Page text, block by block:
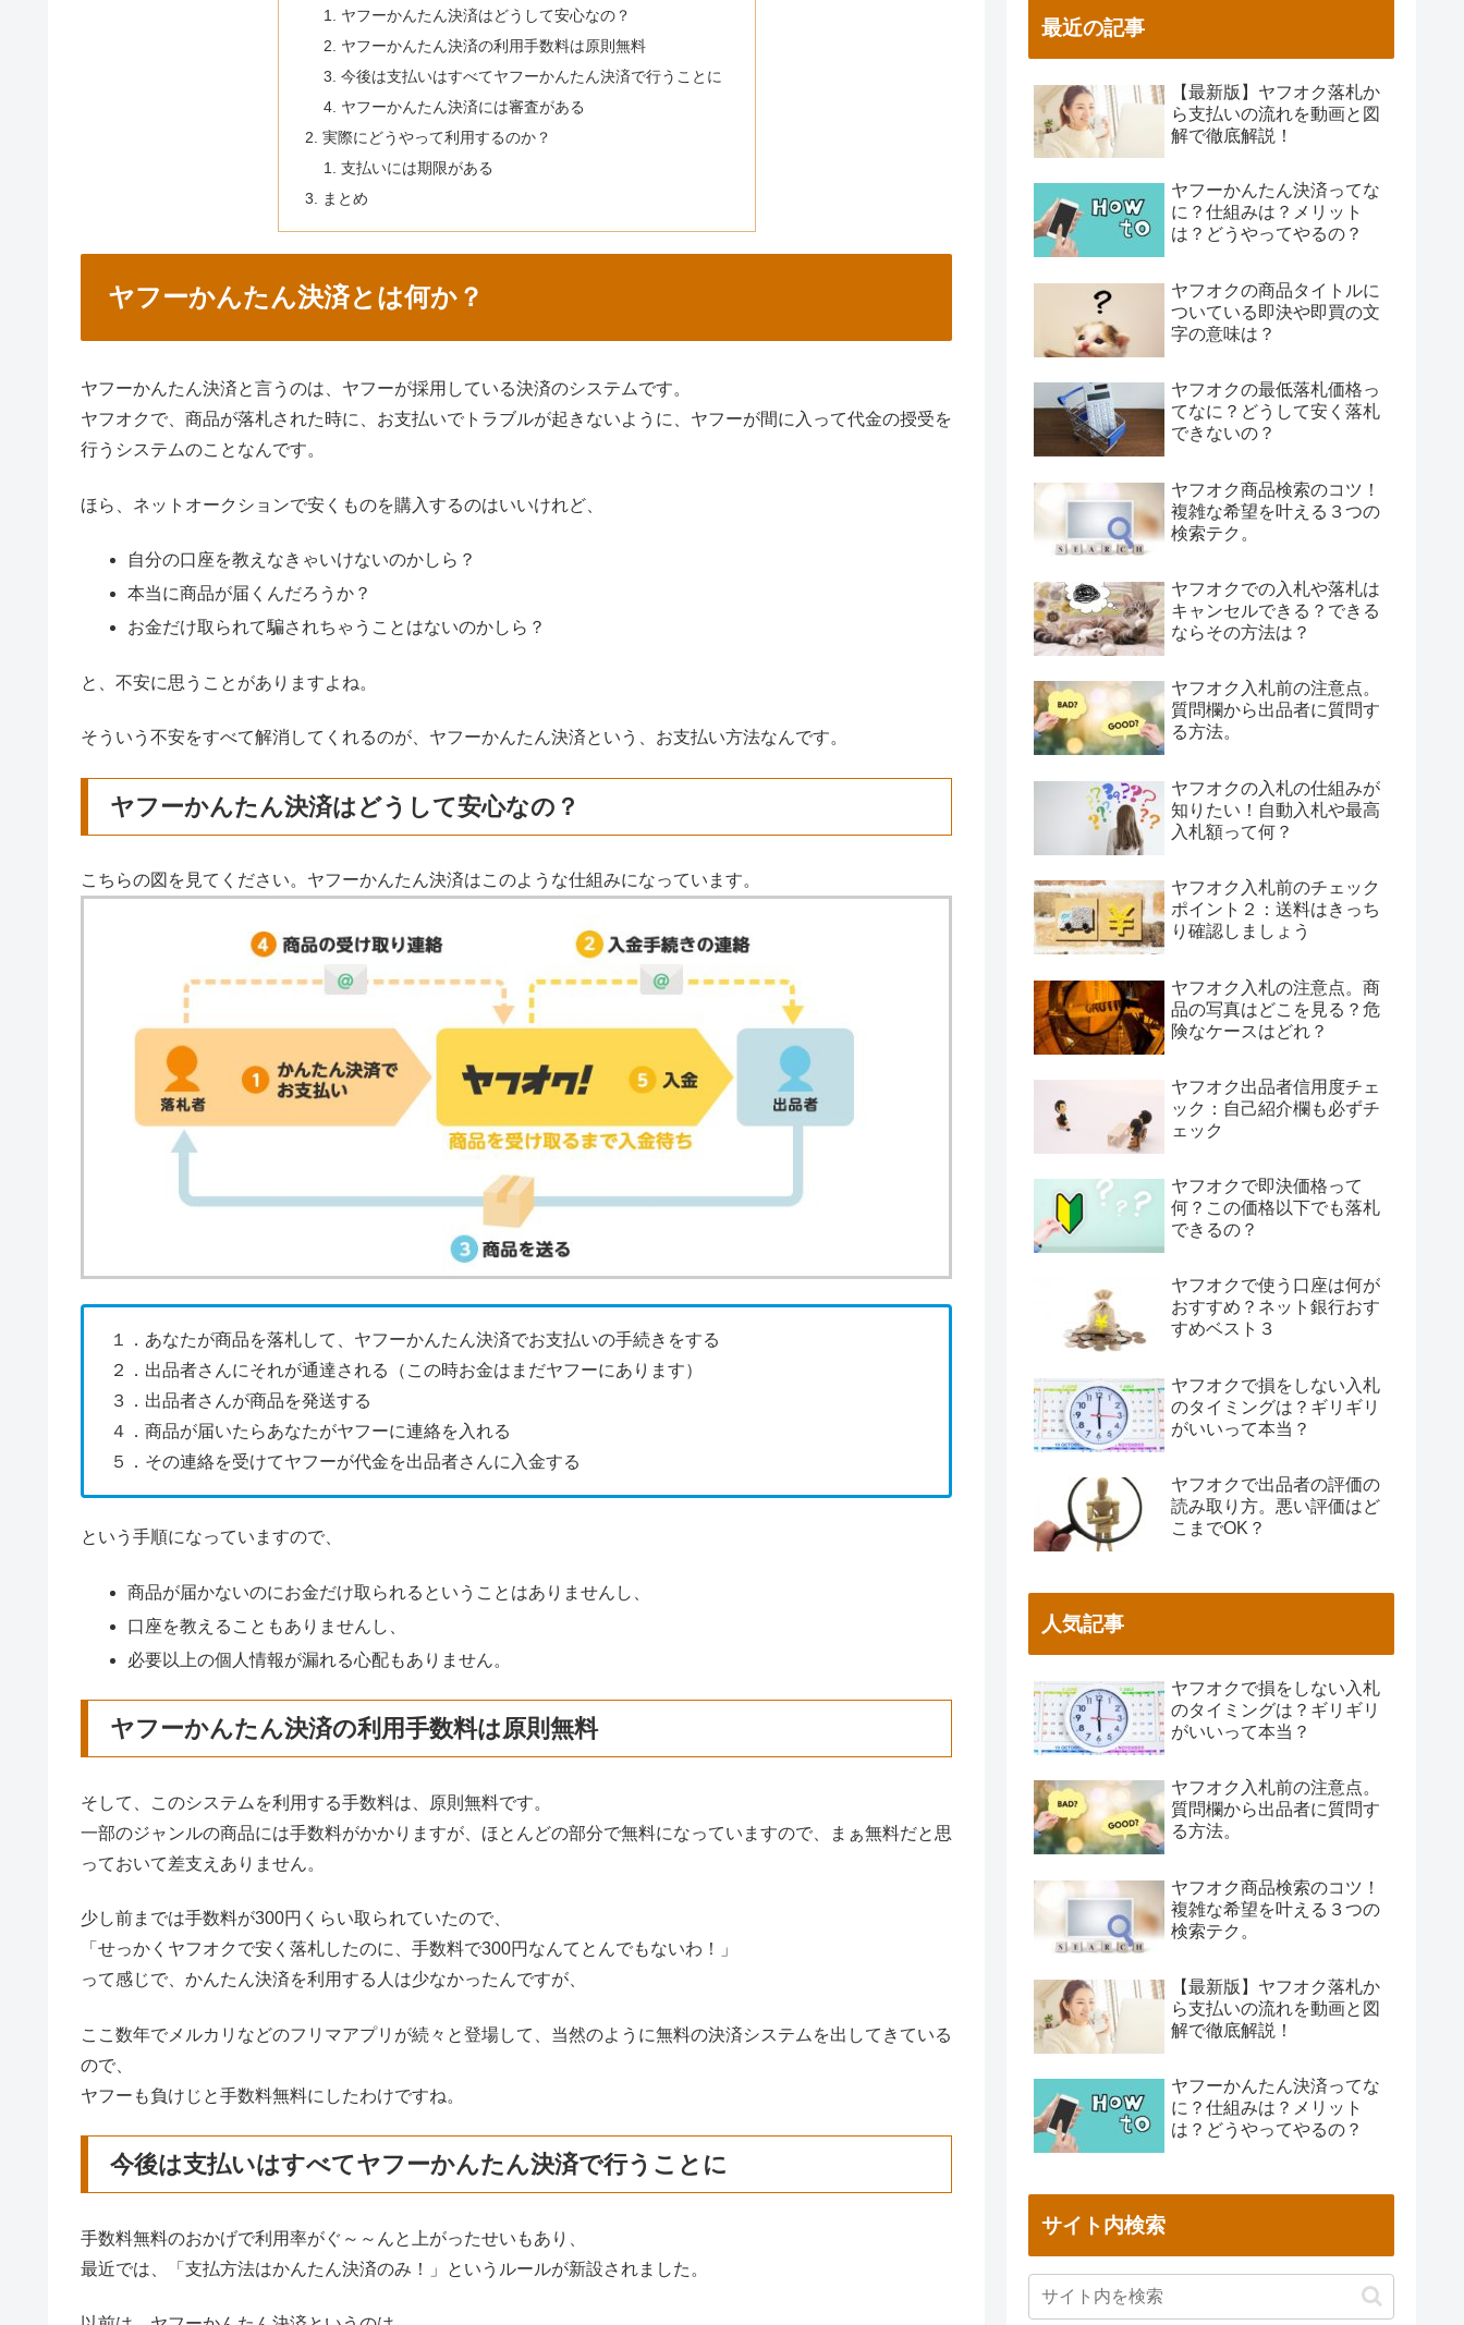
ヤフーかんたん決済はどうして安心なの？
ヤフーかんたん決済の利用手数料は原則無料
今後は支払いはすべてヤフーかんたん決済で行うことに
ヤフーかんたん決済には審査がある
実際にどうやって利用するのか？
支払いには期限がある
まとめ
ヤフーかんたん決済とは何か？
ヤフーかんたん決済と言うのは、ヤフーが採用している決済のシステムです。
ヤフオクで、商品が落札された時に、お支払いでトラブルが起きないように、ヤフーが間に入って代金の授受を
行うシステムのことなんです。
ほら、ネットオークションで安くものを購入するのはいいけれど、
自分の口座を教えなきゃいけないのかしら？
本当に商品が届くんだろうか？
お金だけ取られて騙されちゃうことはないのかしら？
と、不安に思うことがありますよね。
そういう不安をすべて解消してくれるのが、ヤフーかんたん決済という、お支払い方法なんです。
ヤフーかんたん決済はどうして安心なの？
こちらの図を見てください。ヤフーかんたん決済はこのような仕組みになっています。
１．あなたが商品を落札して、ヤフーかんたん決済でお支払いの手続きをする
２．出品者さんにそれが通達される（この時お金はまだヤフーにあります）
３．出品者さんが商品を発送する
４．商品が届いたらあなたがヤフーに連絡を入れる
５．その連絡を受けてヤフーが代金を出品者さんに入金する
という手順になっていますので、
商品が届かないのにお金だけ取られるということはありませんし、
口座を教えることもありませんし、
必要以上の個人情報が漏れる心配もありません。
ヤフーかんたん決済の利用手数料は原則無料
そして、このシステムを利用する手数料は、原則無料です。
一部のジャンルの商品には手数料がかかりますが、ほとんどの部分で無料になっていますので、まぁ無料だと思
っておいて差支えありません。
少し前までは手数料が300円くらい取られていたので、
「せっかくヤフオクで安く落札したのに、手数料で300円なんてとんでもないわ！」
って感じで、かんたん決済を利用する人は少なかったんですが、
ここ数年でメルカリなどのフリマアプリが続々と登場して、当然のように無料の決済システムを出してきている
ので、
ヤフーも負けじと手数料無料にしたわけですね。
今後は支払いはすべてヤフーかんたん決済で行うことに
手数料無料のおかげで利用率がぐ～～んと上がったせいもあり、
最近では、「支払方法はかんたん決済のみ！」というルールが新設されました。
最近の記事
【最新版】ヤフオク落札か
ら支払いの流れを動画と図
解で徹底解説！
ヤフーかんたん決済ってな
に？仕組みは？メリット
は？どうやってやるの？
ヤフオクの商品タイトルに
ついている即決や即買の文
字の意味は？
ヤフオクの最低落札価格っ
てなに？どうして安く落札
できないの？
ヤフオク商品検索のコツ！
複雑な希望を叶える３つの
検索テク。
ヤフオクでの入札や落札は
キャンセルできる？できる
ならその方法は？
ヤフオク入札前の注意点。
質問欄から出品者に質問す
る方法。
ヤフオクの入札の仕組みが
知りたい！自動入札や最高
入札額って何？
ヤフオク入札前のチェック
ポイント２：送料はきっち
り確認しましょう
ヤフオク入札の注意点。商
品の写真はどこを見る？危
険なケースはどれ？
ヤフオク出品者信用度チェ
ック：自己紹介欄も必ずチ
ェック
ヤフオクで即決価格って
何？この価格以下でも落札
できるの？
ヤフオクで使う口座は何が
おすすめ？ネット銀行おす
すめベスト３
ヤフオクで損をしない入札
のタイミングは？ギリギリ
がいいって本当？
ヤフオクで出品者の評価の
読み取り方。悪い評価はど
こまでOK？
人気記事
ヤフオクで損をしない入札
のタイミングは？ギリギリ
がいいって本当？
ヤフオク入札前の注意点。
質問欄から出品者に質問す
る方法。
ヤフオク商品検索のコツ！
複雑な希望を叶える３つの
検索テク。
【最新版】ヤフオク落札か
ら支払いの流れを動画と図
解で徹底解説！
ヤフーかんたん決済ってな
に？仕組みは？メリット
は？どうやってやるの？
サイト内検索